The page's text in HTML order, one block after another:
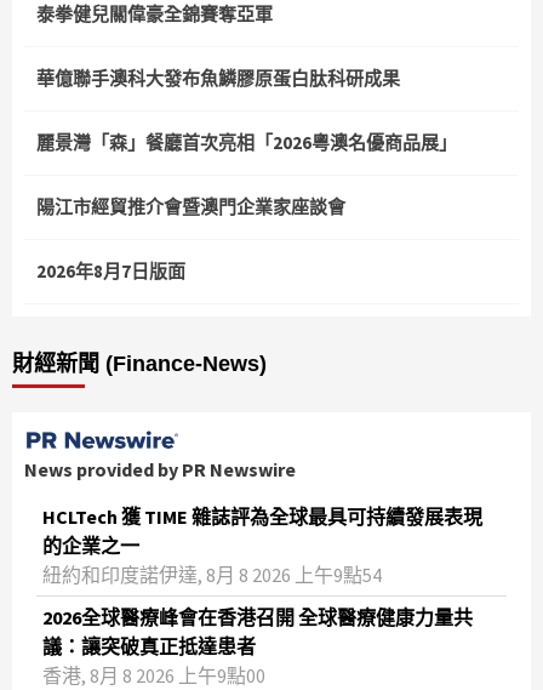
泰拳健兒關偉豪全錦賽奪亞軍
華億聯手澳科大發布魚鱗膠原蛋白肽科研成果
麗景灣「森」餐廳首次亮相「2026粵澳名優商品展」
陽江市經貿推介會暨澳門企業家座談會
2026年8月7日版面
財經新聞 (Finance-News)
News provided by PR Newswire
HCLTech 獲 TIME 雜誌評為全球最具可持續發展表現
的企業之一
紐約和印度諾伊達, 8月 8 2026 上午9點54
2026全球醫療峰會在香港召開 全球醫療健康力量共
議：讓突破真正抵達患者
香港, 8月 8 2026 上午9點00